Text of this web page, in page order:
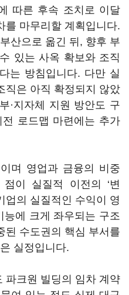
따른 후속 조치로 이달
를 마무리할 계획입니다.
산으로 옮긴 뒤, 향후 부
있는 사옥 확보와 조직
는 방침입니다. 다만 실
직은 아직 확정되지 않았
·지자체 지원 방안도 구
로드맵 마련에는 추가
며 영업과 금융의 비중
이 실질적 이전의 ‘변
업의 실질적인 수익이 영
에 크게 좌우되는 구조
된 수도권의 핵심 부서를
실정입니다.
파크원 빌딩의 임차 계약